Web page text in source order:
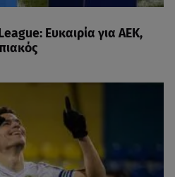
Ευκαιρία για ΑΕΚ,